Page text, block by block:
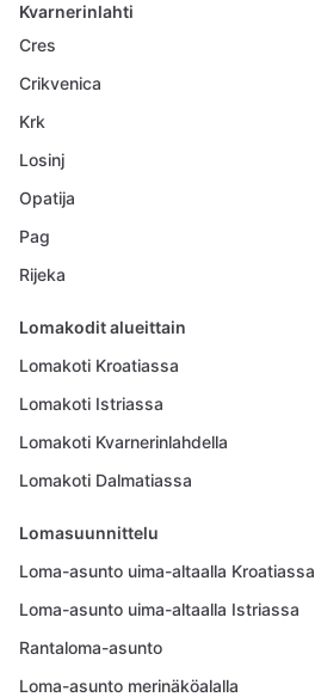
Kvarnerinlahti
Cres
Crikvenica
Krk
Losinj
Opatija
Pag
Rijeka
Lomakodit alueittain
Lomakoti Kroatiassa
Lomakoti Istriassa
Lomakoti Kvarnerinlahdella
Lomakoti Dalmatiassa
Lomasuunnittelu
Loma-asunto uima-altaalla Kroatiassa
Loma-asunto uima-altaalla Istriassa
Rantaloma-asunto
Loma-asunto merinäköalalla